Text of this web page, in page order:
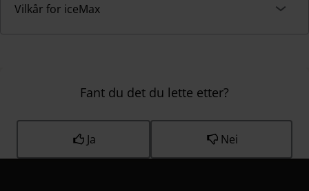
Vilkår for iceMax
Fant du det du lette etter?
Ja Nei